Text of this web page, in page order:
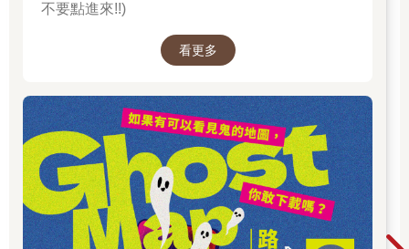
不要點進來!!)
看更多